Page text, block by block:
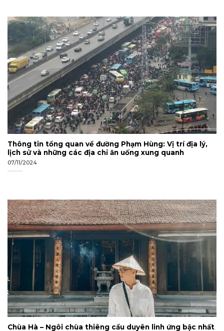
Thông tin tổng quan về đường Phạm Hùng: Vị trí địa lý,
lịch sử và những các địa chỉ ăn uống xung quanh
07/11/2024
Chùa Hà – Ngôi chùa thiêng cầu duyên linh ứng bậc nhất